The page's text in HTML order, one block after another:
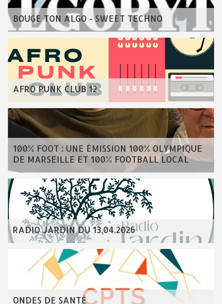
BOUGE TON ALGO - SWEET TECHNO
AFRO PUNK CLUB 12
100% FOOT : UNE ÉMISSION 100% OLYMPIQUE
DE MARSEILLE ET 100% FOOTBALL LOCAL
RADIO JARDIN DU 13.04.2026
ONDES DE SANTÉ